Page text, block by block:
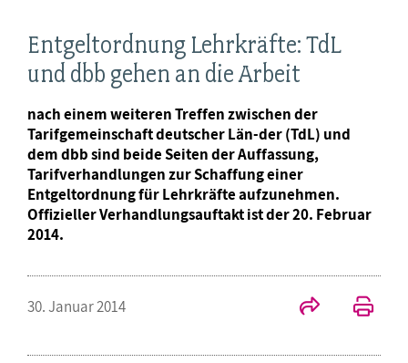
Entgeltordnung Lehrkräfte: TdL
und dbb gehen an die Arbeit
nach einem weiteren Treffen zwischen der
Tarifgemeinschaft deutscher Län-der (TdL) und
dem dbb sind beide Seiten der Auffassung,
Tarifverhandlungen zur Schaffung einer
Entgeltordnung für Lehrkräfte aufzunehmen.
Offizieller Verhandlungsauftakt ist der 20. Februar
2014.
30. Januar 2014